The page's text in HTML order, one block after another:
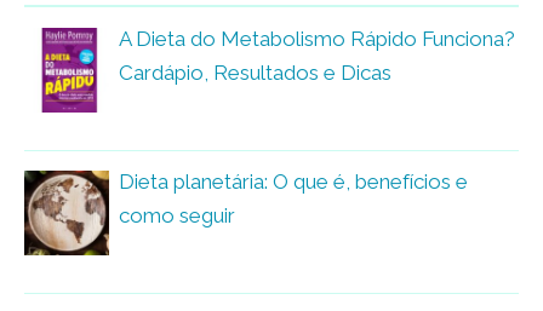
A Dieta do Metabolismo Rápido Funciona?
Cardápio, Resultados e Dicas
Dieta planetária: O que é, benefícios e
como seguir